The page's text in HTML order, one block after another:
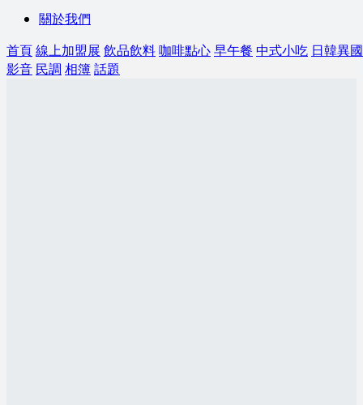
關於我們
首頁線上加盟展 飲品飲料咖啡點心早午餐 中式小吃 日韓異國
影音 民調 相簿話題